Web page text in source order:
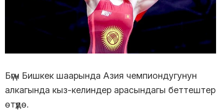
Бүгүн Бишкек шаарында Азия чемпиондугунун
алкагында кыз-келиндер арасындагы беттештер
өтүүдө.